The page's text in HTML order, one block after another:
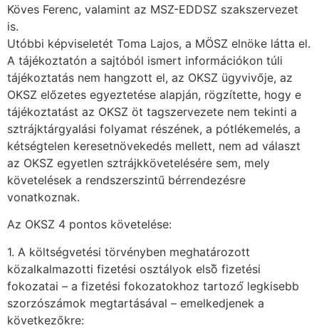
Köves Ferenc, valamint az MSZ-EDDSZ szakszervezet
is.
Utóbbi képviseletét Toma Lajos, a MÖSZ elnöke látta el.
A tájékoztatón a sajtóból ismert információkon túli
tájékoztatás nem hangzott el, az OKSZ ügyvivője, az
OKSZ előzetes egyeztetése alapján, rögzítette, hogy e
tájékoztatást az OKSZ öt tagszervezete nem tekinti a
sztrájktárgyalási folyamat részének, a pótlékemelés, a
kétségtelen keresetnövekedés mellett, nem ad választ
az OKSZ egyetlen sztrájkkövetelésére sem, mely
követelések a rendszerszintű bérrendezésre
vonatkoznak.
Az OKSZ 4 pontos követelése:
1. A költségvetési törvényben meghatározott
közalkalmazotti fizetési osztályok első̋ fizetési
fokozatai – a fizetési fokozatokhoz tartozó́ legkisebb
szorzószámok megtartásával – emelkedjenek a
következőkre: